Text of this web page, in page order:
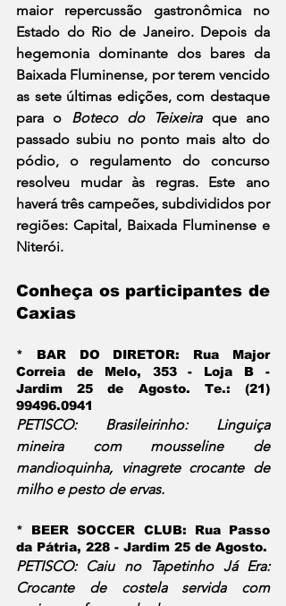
maior repercussão gastronômica no
Estado do Rio de Janeiro. Depois da
hegemonia dominante dos bares da
Baixada Fluminense, por terem vencido
as sete últimas edições, com destaque
para o Boteco do Teixeira que ano
passado subiu no ponto mais alto do
pódio, o regulamento do concurso
resolveu mudar às regras. Este ano
haverá três campeões, subdivididos por
regiões: Capital, Baixada Fluminense e
Niterói.
Conheça os participantes de
Caxias
* BAR DO DIRETOR: Rua Major
Correia de Melo, 353 - Loja B -
Jardim 25 de Agosto. Te.: (21)
99496.0941
PETISCO: Brasileirinho: Linguiça
mineira com mousseline de
mandioquinha, vinagrete crocante de
milho e pesto de ervas.
* BEER SOCCER CLUB: Rua Passo
da Pátria, 228 - Jardim 25 de Agosto.
PETISCO: Caiu no Tapetinho Já Era:
Crocante de costela servida com